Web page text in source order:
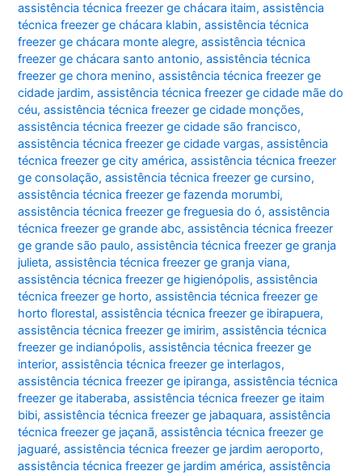
assistência técnica freezer ge chácara itaim,assistência
técnica freezer ge chácara klabin,assistência técnica
freezer ge chácara monte alegre,assistência técnica
freezer ge chácara santo antonio,assistência técnica
freezer ge chora menino,assistência técnica freezer ge
cidade jardim,assistência técnica freezer ge cidade mãe do
céu,assistência técnica freezer ge cidade monções,
assistência técnica freezer ge cidade são francisco,
assistência técnica freezer ge cidade vargas,assistência
técnica freezer ge city américa,assistência técnica freezer
ge consolação,assistência técnica freezer ge cursino,
assistência técnica freezer ge fazenda morumbi,
assistência técnica freezer ge freguesia do ó,assistência
técnica freezer ge grande abc,assistência técnica freezer
ge grande são paulo,assistência técnica freezer ge granja
julieta,assistência técnica freezer ge granja viana,
assistência técnica freezer ge higienópolis,assistência
técnica freezer ge horto,assistência técnica freezer ge
horto florestal,assistência técnica freezer ge ibirapuera,
assistência técnica freezer ge imirim,assistência técnica
freezer ge indianópolis,assistência técnica freezer ge
interior,assistência técnica freezer ge interlagos,
assistência técnica freezer ge ipiranga,assistência técnica
freezer ge itaberaba,assistência técnica freezer ge itaim
bibi,assistência técnica freezer ge jabaquara,assistência
técnica freezer ge jaçanã,assistência técnica freezer ge
jaguaré,assistência técnica freezer ge jardim aeroporto,
assistência técnica freezer ge jardim américa,assistência